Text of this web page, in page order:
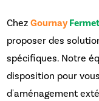
ChezGournay
proposer des
spécifiques. Notre
disposition pour
d'aménagement